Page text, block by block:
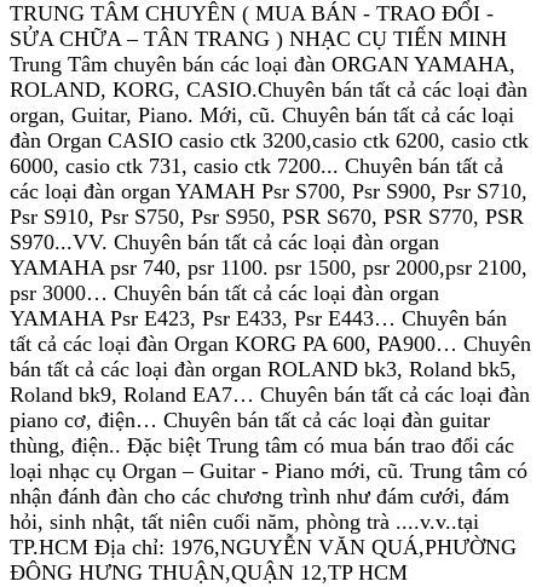
TRUNG TÂM CHUYÊN ( MUA BÁN - TRAO ĐỔI -
SỬA CHỮA – TÂN TRANG ) NHẠC CỤ TIẾN MINH
Trung Tâm chuyên bán các loại đàn ORGAN YAMAHA,
ROLAND, KORG, CASIO.Chuyên bán tất cả các loại đàn
organ, Guitar, Piano. Mới, cũ. Chuyên bán tất cả các loại
đàn Organ CASIO casio ctk 3200,casio ctk 6200, casio ctk
6000, casio ctk 731, casio ctk 7200... Chuyên bán tất cả
các loại đàn organ YAMAH Psr S700, Psr S900, Psr S710,
Psr S910, Psr S750, Psr S950, PSR S670, PSR S770, PSR
S970...VV. Chuyên bán tất cả các loại đàn organ
YAMAHA psr 740, psr 1100. psr 1500, psr 2000,psr 2100,
psr 3000… Chuyên bán tất cả các loại đàn organ
YAMAHA Psr E423, Psr E433, Psr E443… Chuyên bán
tất cả các loại đàn Organ KORG PA 600, PA900… Chuyên
bán tất cả các loại đàn organ ROLAND bk3, Roland bk5,
Roland bk9, Roland EA7… Chuyên bán tất cả các loại đàn
piano cơ, điện… Chuyên bán tất cả các loại đàn guitar
thùng, điện.. Đặc biệt Trung tâm có mua bán trao đổi các
loại nhạc cụ Organ – Guitar - Piano mới, cũ. Trung tâm có
nhận đánh đàn cho các chương trình như đám cưới, đám
hỏi, sinh nhật, tất niên cuối năm, phòng trà ....v.v..tại
TP.HCM Địa chỉ: 1976,NGUYỄN VĂN QUÁ,PHƯỜNG
ĐÔNG HƯNG THUẬN,QUẬN 12,TP HCM